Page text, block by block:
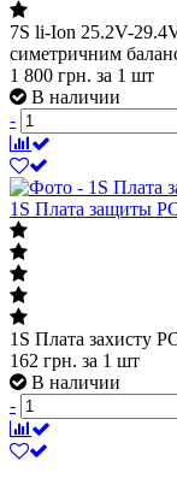
7S li-Ion 25.2V-
симетричним
1 800 грн. за 1 шт
В наличии
-
1S Плата защиты
1S Плата захисту
162 грн. за 1 шт
В наличии
-